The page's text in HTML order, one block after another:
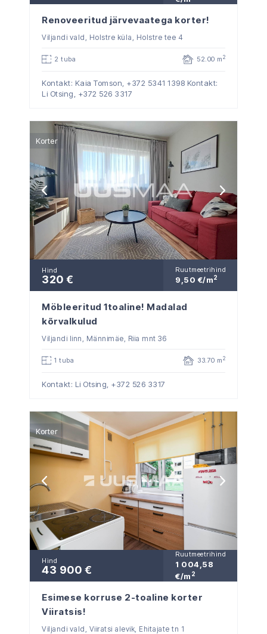
Renoveeritud järvevaatega korter!
Viljandi vald, Holstre küla, Holstre tee 4
2 tuba 52.00 m 2
Kontakt: Kaia Tomson, +372 5341 1398 Kontakt:
Li Otsing, +372 526 3317
Korter
Hind
320 €
Ruutmeetrihind
9,50 €/m2
Möbleeritud 1toaline! Madalad
kõrvalkulud
Viljandi linn, Männimäe, Riia mnt 36
1 tuba 33.70 m 2
Kontakt: Li Otsing, +372 526 3317
Korter
Hind
43 900 €
Ruutmeetrihind
1 004,58
€/m 2
Esimese korruse 2-toaline korter
Viiratsis!
Viljandi vald, Viiratsi alevik, Ehitajate tn 1